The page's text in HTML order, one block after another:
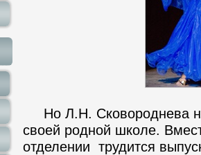
Но Л.Н. Сковороднева
своей родной школе.
отделении трудится